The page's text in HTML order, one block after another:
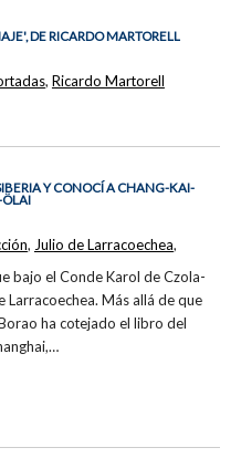
DE RICARDO MARTORELL
, Ricardo Martorell
Y CONOCÍ A CHANG-KAI-
ÖLAI
bajo el Conde Karol de Czola-
Larracoechea. Más allá de que
ha cotejado el libro del
, Julio de Larracoechea,